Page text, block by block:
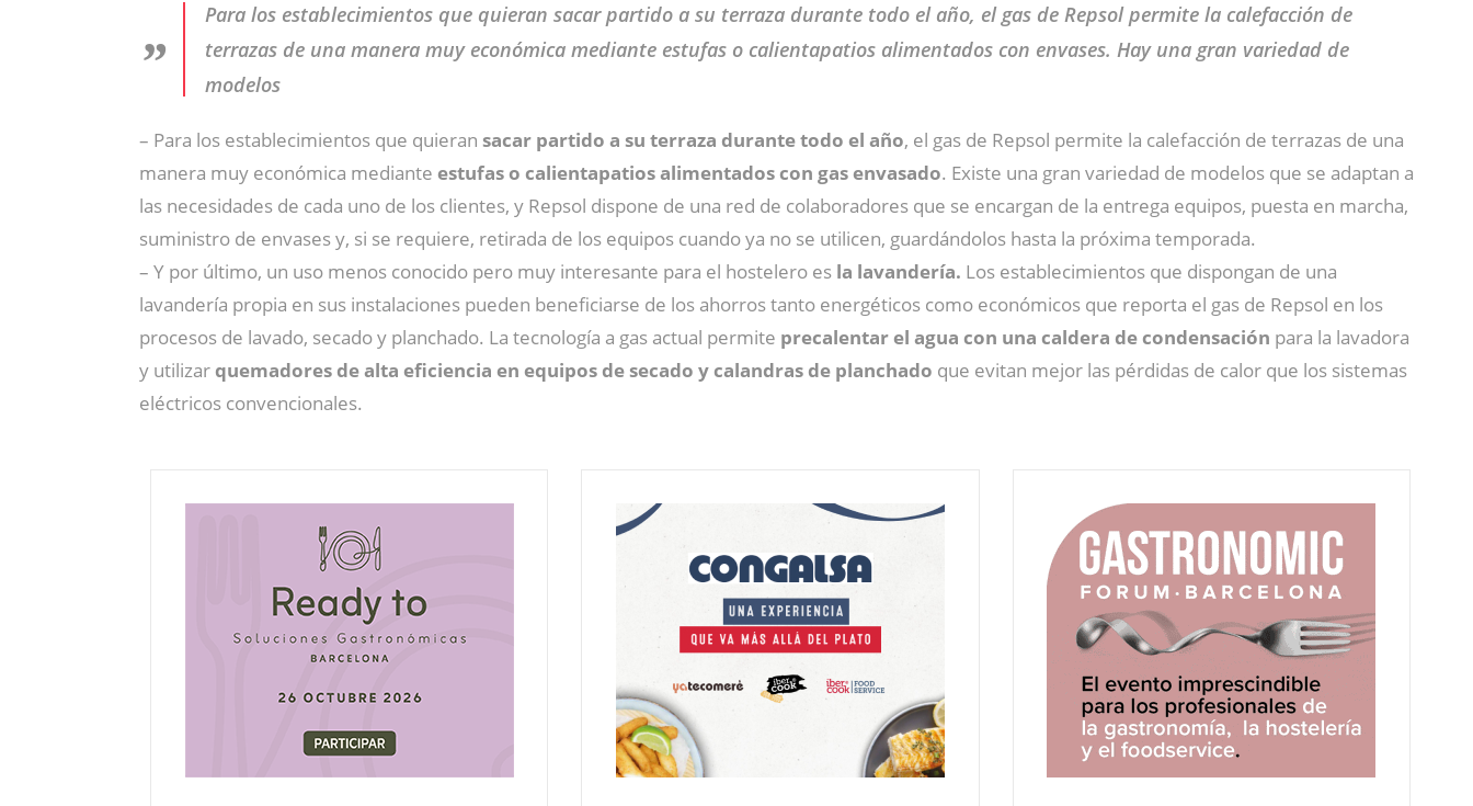
Para los establecimientos que quieran sacar partido a su terraza durante todo el año, el gas de Repsol permite la calefacción de
terrazas de una manera muy económica mediante estufas o calientapatios alimentados con envases. Hay una gran variedad de
modelos
– Para los establecimientos que quieran sacar partido a su terraza durante todo el año, el gas de Repsol permite la calefacción de terrazas de una
manera muy económica mediante estufas o calientapatios alimentados con gas envasado. Existe una gran variedad de modelos que se adaptan a
las necesidades de cada uno de los clientes, y Repsol dispone de una red de colaboradores que se encargan de la entrega equipos, puesta en marcha,
suministro de envases y, si se requiere, retirada de los equipos cuando ya no se utilicen, guardándolos hasta la próxima temporada.
– Y por último, un uso menos conocido pero muy interesante para el hostelero es la lavandería. Los establecimientos que dispongan de una
lavandería propia en sus instalaciones pueden beneficiarse de los ahorros tanto energéticos como económicos que reporta el gas de Repsol en los
procesos de lavado, secado y planchado. La tecnología a gas actual permite precalentar el agua con una caldera de condensación para la lavadora
y utilizar quemadores de alta eficiencia en equipos de secado y calandras de planchado que evitan mejor las pérdidas de calor que los sistemas
eléctricos convencionales.